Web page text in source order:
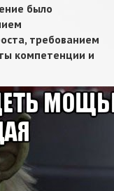
было
требованием
компетенции и